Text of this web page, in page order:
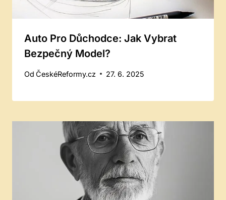
Auto Pro Důchodce: Jak Vybrat
Bezpečný Model?
Od ČeskéReformy.cz 27. 6. 2025